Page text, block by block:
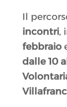
Il
incontri,
febbraio
dalle 10